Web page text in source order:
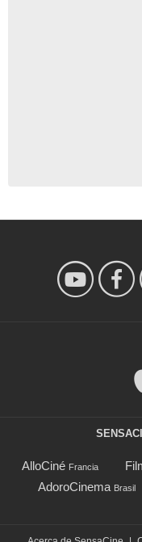
AlloCiné Francia
AdoroCinema Brasil